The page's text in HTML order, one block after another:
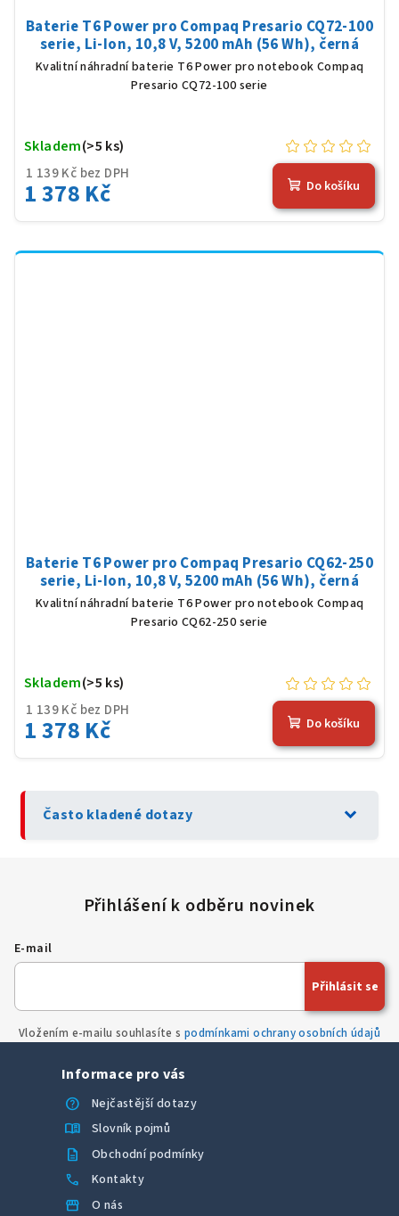
Baterie T6 Power pro Compaq Presario CQ72-100
serie, Li-Ion, 10,8 V, 5200 mAh (56 Wh), černá
Kvalitní náhradní baterie T6 Power pro notebook Compaq
Presario CQ72-100 serie
1 139 Kč bez DPH
1 378 Kč
Skladem(>5 ks)
Do košíku
Baterie T6 Power pro Compaq Presario CQ62-250
serie, Li-Ion, 10,8 V, 5200 mAh (56 Wh), černá
Kvalitní náhradní baterie T6 Power pro notebook Compaq
Presario CQ62-250 serie
1 139 Kč bez DPH
1 378 Kč
Skladem(>5 ks)
Do košíku
Často kladené dotazy expand_more
E-mail
Vložením e-mailu souhlasíte s podmínkami ochrany osobních údajů
Přihlásit se
Informace pro vás
help
Nejčastější dotazy
menu_book Slovník pojmů
description Obchodní podmínky
call Kontakty
storefront O nás